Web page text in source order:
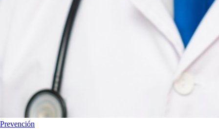
Prevención